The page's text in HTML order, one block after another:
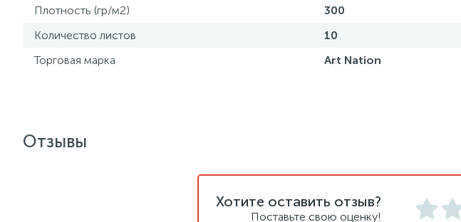
Плотность (гр/м2)
300
Количество листов
10
Торговая марка
Art Nation
Отзывы
Хотите оставить отзыв?
Поставьте свою оценку!